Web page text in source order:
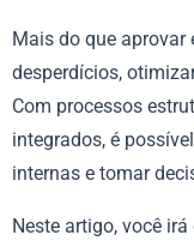
Mais do que aprovar
desperdícios,
Com processos
integrados, é
internas e tomar
Neste artigo, você